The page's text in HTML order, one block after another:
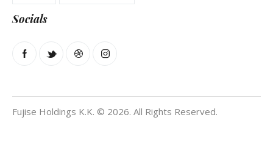
Socials
Fujise Holdings K.K. © 2026. All Rights Reserved.